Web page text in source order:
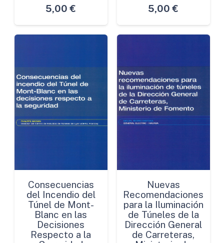
5,00 €
5,00 €
Consecuencias
del Incendio del
Túnel de Mont-
Blanc en las
Decisiones
Respecto a la
Nuevas
Recomendaciones
para la Iluminación
de Túneles de la
Dirección General
de Carreteras,